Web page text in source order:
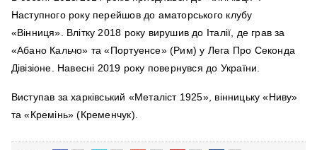
Наступного року перейшов до аматорського клубу
«Вінниця». Влітку 2018 року вирушив до Італії, де грав за
«Абано Кальчо» та «Портуенсе» (Рим) у Лега Про Секонда
Дівізіоне. Навесні 2019 року повернувся до України.
Виступав за харківський «Металіст 1925», вінницьку «Ниву»
та «Кремінь» (Кременчук).